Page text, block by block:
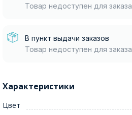
Товар недоступен для заказа
В пункт выдачи заказов
Товар недоступен для заказа
Характеристики
Цвет